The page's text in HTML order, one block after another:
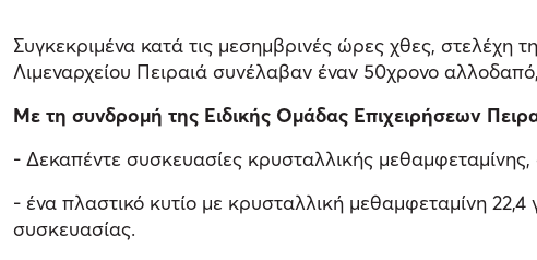
Συγκεκριμένα κατά τις μεσημβρινές ώρες χθες,
Λιμεναρχείου Πειραιά συνέλαβαν έναν 50χρονο
Με τη συνδρομή της Ειδικής Ομάδας Επιχειρήσεων
- Δεκαπέντε συσκευασίες κρυσταλλικής
- ένα πλαστικό κυτίο με κρυσταλλική μεθαμφεταμίνη
συσκευασίας.